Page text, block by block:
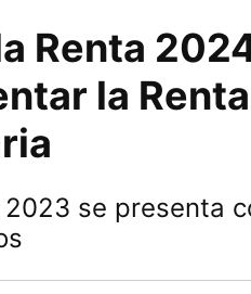
Renta
la
se presenta